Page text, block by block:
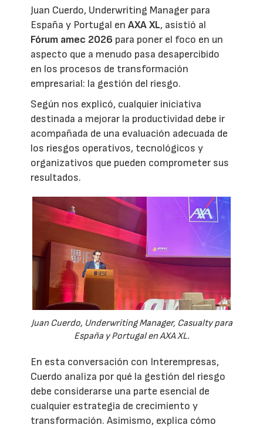
Juan Cuerdo, Underwriting Manager para
España y Portugal enAXA XL, asistió al
Fórum amec 2026 para poner el foco en un
aspecto que a menudo pasa desapercibido
en los procesos de transformación
empresarial: la gestión del riesgo.
Según nos explicó, cualquier iniciativa
destinada a mejorar la productividad debe ir
acompañada de una evaluación adecuada de
los riesgos operativos, tecnológicos y
organizativos que pueden comprometer sus
resultados.
Juan Cuerdo, Underwriting Manager, Casualty para
España y Portugal en AXA XL.
En esta conversación con Interempresas,
Cuerdo analiza por qué la gestión del riesgo
debe considerarse una parte esencial de
cualquier estrategia de crecimiento y
transformación. Asimismo, explica cómo